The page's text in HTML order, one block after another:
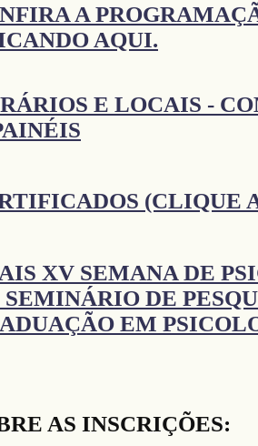
A
AQUI.
E LOCAIS -
(CLIQUE
XV SEMANA DE
DE
EM
AS INSCRIÇÕES: